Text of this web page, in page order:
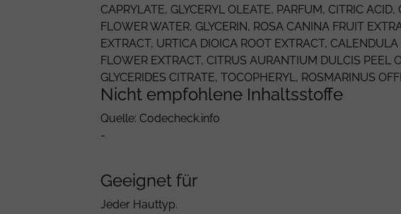
CAPRYLATE, GLYCERYL OLEATE, PARFUM, CITRIC ACID,
FLOWER WATER, GLYCERIN, ROSA CANINA FRUIT
EXTRACT, URTICA DIOICA ROOT EXTRACT, CALENDULA
FLOWER EXTRACT, CITRUS AURANTIUM DULCIS PEEL
GLYCERIDES CITRATE, TOCOPHERYL, ROSMARINUS
Nicht empfohlene Inhaltsstoffe
Quelle: Codecheck.info
-
Geeignet für
Jeder Hauttyp.